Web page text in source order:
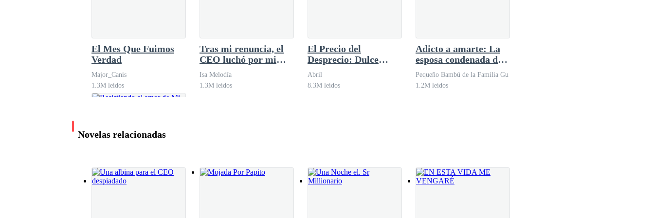
El Mes Que Fuimos
Verdad
Major_Canis
1.3M leídos
Tras mi renuncia, el
CEO luchó por mi
amor
Isa Melodía
1.3M leídos
El Precio del
Desprecio: Dulce
Venganza
Abril
8.3M leídos
Adicto a amarte: La
esposa condenada del
Jefe paranoico y
dominante
Pequeño Bambú de la Familia Gu
1.2M leídos
Novelas relacionadas